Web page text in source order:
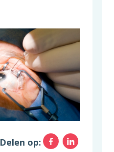
Delen op: